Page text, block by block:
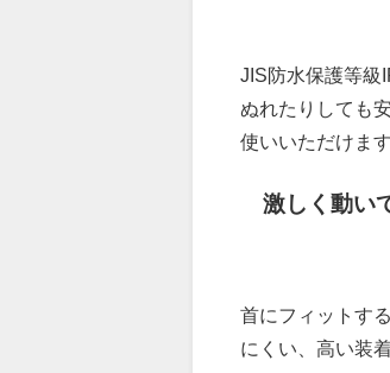
JIS防水保護等級
ぬれたりしても
使いいただけます
激しく動い
首にフィットす
にくい、高い装